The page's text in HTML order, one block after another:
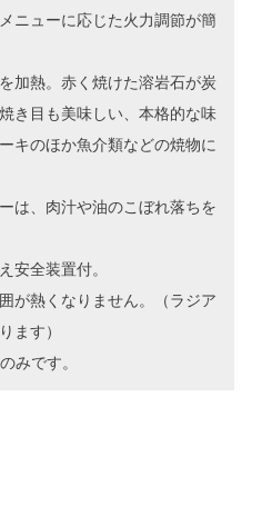
ニューに応じた火力調節が簡
加熱。赤く焼けた溶岩石が炭
き目も美味しい、本格的な味
キのほか魚介類などの焼物に
は、肉汁や油のこぼれ落ちを
安全装置付。
が熱くなりません。（ラジア
ます）
みです。